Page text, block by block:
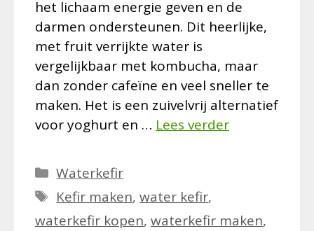
het lichaam energie geven en de
darmen ondersteunen. Dit heerlijke,
met fruit verrijkte water is
vergelijkbaar met kombucha, maar
dan zonder cafeïne en veel sneller te
maken. Het is een zuivelvrij alternatief
voor yoghurt en … Lees verder
Categorieën
Waterkefir
Tags
Kefir maken,water kefir,
waterkefir kopen, waterkefir maken,